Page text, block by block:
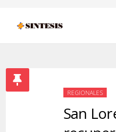
REGIONALES
San